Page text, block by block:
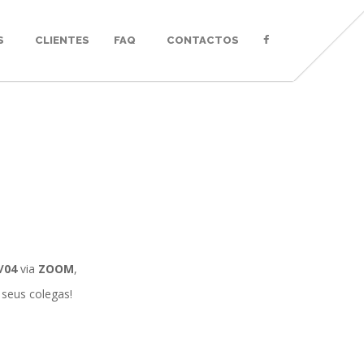
CLIENTES FAQ CONTACTOS
04via ZOOM,
colegas!